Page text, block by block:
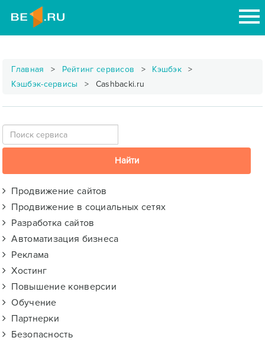
Главная Рейтинг сервисов
Кэшбэк
Кэшбэк-сервисы
Cashbacki.ru
Продвижение сайтов
Продвижение в социальных сетях
Разработка сайтов
Автоматизация бизнеса
Реклама
Хостинг
Повышение конверсии
Обучение
Партнерки
Безопасность